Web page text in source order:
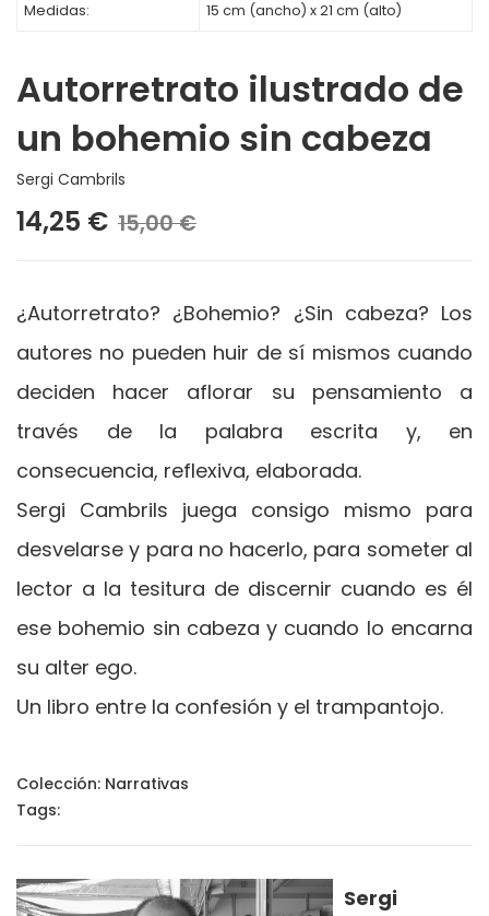
Medidas: 15 cm (ancho) x 21 cm (alto)
Autorretrato ilustrado de
un bohemio sin cabeza
Sergi Cambrils
14,25 € 15,00 €
¿Autorretrato? ¿Bohemio? ¿Sin cabeza? Los
autores no pueden huir de sí mismos cuando
deciden hacer aflorar su pensamiento a
través de la palabra escrita y, en
consecuencia, reflexiva, elaborada.
Sergi Cambrils juega consigo mismo para
desvelarse y para no hacerlo, para someter al
lector a la tesitura de discernir cuando es él
ese bohemio sin cabeza y cuando lo encarna
su alter ego.
Un libro entre la confesión y el trampantojo.
Colección: Narrativas
Tags:
Sergi